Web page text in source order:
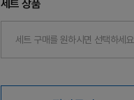
세트 상품
세트 구매를 원하시면 선택하세요